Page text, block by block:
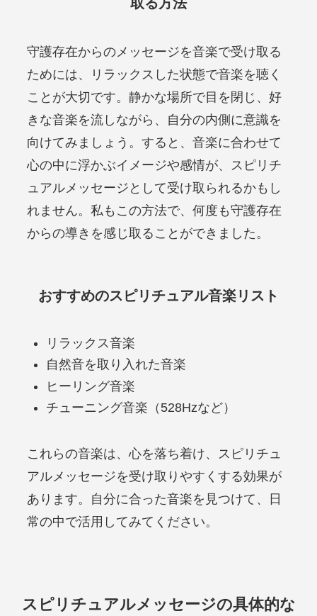
守護存在からのメッセージを音楽で受け取る
ためには、リラックスした状態で音楽を聴く
ことが大切です。静かな場所で目を閉じ、好
きな音楽を流しながら、自分の内側に意識を
向けてみましょう。すると、音楽に合わせて
心の中に浮かぶイメージや感情が、スピリチ
ュアルメッセージとして受け取られるかもし
れません。私もこの方法で、何度も守護存在
からの導きを感じ取ることができました。
おすすめのスピリチュアル音楽リスト
リラックス音楽
自然音を取り入れた音楽
ヒーリング音楽
チューニング音楽（528Hzなど）
これらの音楽は、心を落ち着け、スピリチュ
アルメッセージを受け取りやすくする効果が
あります。自分に合った音楽を見つけて、日
常の中で活用してみてください。
スピリチュアルメッセージの具体的な